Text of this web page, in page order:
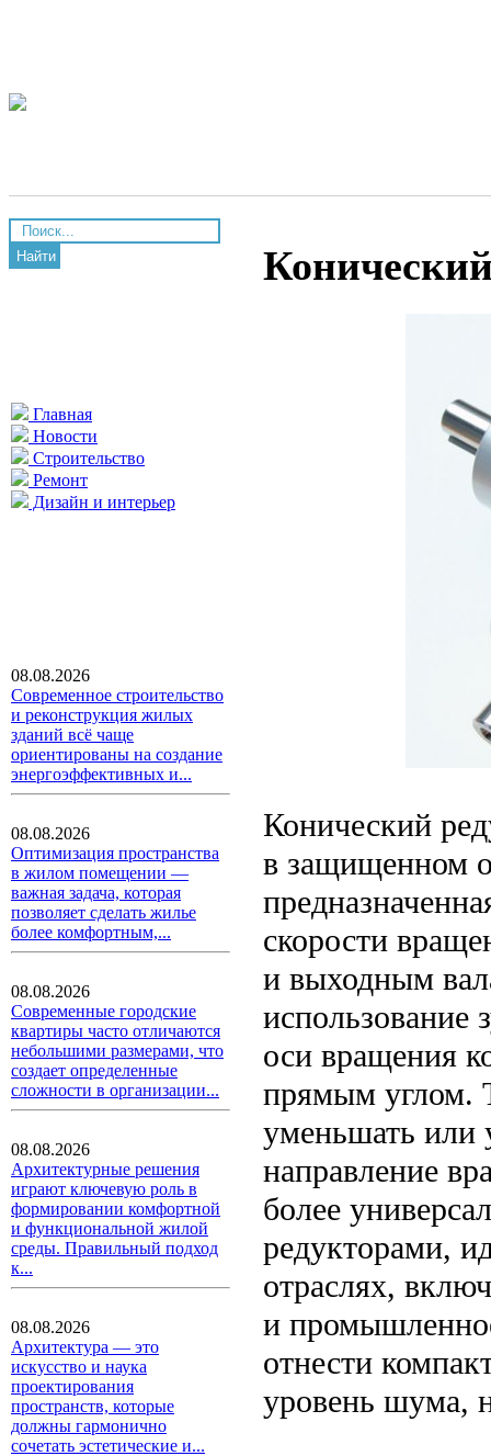
Найти
Главная
Новости
Строительство
Ремонт
Дизайн и интерьер
08.08.2026
Современное строительство
и реконструкция жилых
зданий всё чаще
ориентированы на создание
энергоэффективных и...
08.08.2026
Оптимизация пространства
в жилом помещении —
важная задача, которая
позволяет сделать жилье
более комфортным,...
08.08.2026
Современные городские
квартиры часто отличаются
небольшими размерами, что
создает определенные
сложности в организации...
08.08.2026
Архитектурные решения
играют ключевую роль в
формировании комфортной
и функциональной жилой
среды. Правильный подход
к...
08.08.2026
Архитектура — это
искусство и наука
проектирования
пространств, которые
должны гармонично
сочетать эстетические и...
Конический
в защищенном
скорости
и выходным
использование
оси вращения
прямым углом.
уменьшать или
направление
более
редукторами,
отраслях,
и
отнести
уровень шума,